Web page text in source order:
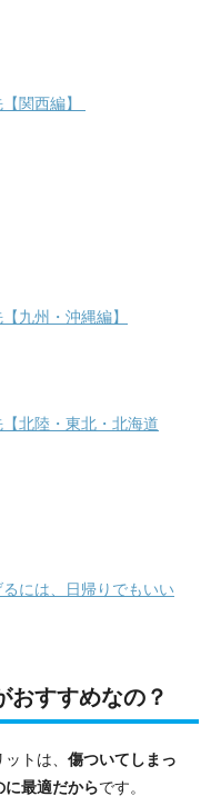
関西編】
九州・沖縄編】
北陸・東北・北海道
には、日帰りでもいい
おすすめなの？
トは、 傷ついてしまっ
最適だからです。